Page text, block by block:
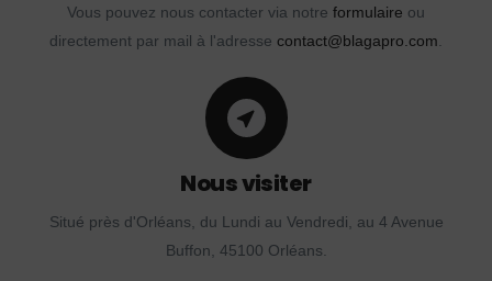
Vous pouvez nous contacter via notre formulaire ou
directement par mail à l'adresse contact@blagapro.com
Nous visiter
Situé près d'Orléans, du Lundi au Vendredi, au 4 Avenue
Buffon, 45100 Orléans.